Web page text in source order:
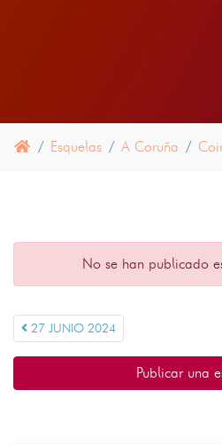
Esquelas A Coruña
No se han publicado
27 JUNIO 2024
Publicar una